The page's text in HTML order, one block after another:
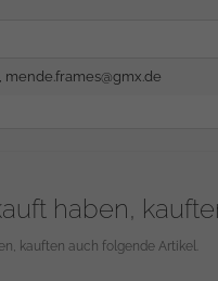
mende.frames@gmx.de
haben,
kauften auch folgende Artikel.